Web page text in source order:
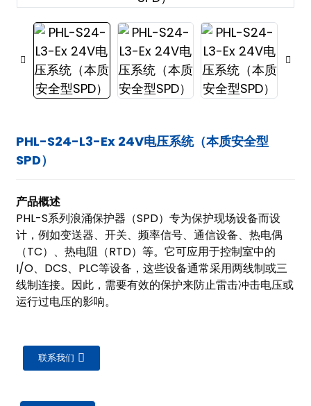
PHL-S24-L3-Ex 24V电压系统（本质安全型
SPD）
产品概述
PHL-S系列浪涌保护器（SPD）专为保护现场设备而设
计，例如变送器、开关、频率信号、通信设备、热电偶
（TC）、热电阻（RTD）等。它可应用于控制室中的
I/O、DCS、PLC等设备，这些设备通常采用两线制或三
线制连接。因此，需要有效的保护来防止雷击冲击电压或
运行过电压的影响。
联系我们